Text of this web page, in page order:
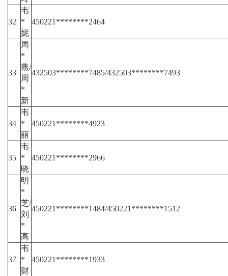
32
韦
*
妮
450221********2464
33
周
*
燕/
周
*
新
432503********7485/432503********7493
34
韦
*
丽
450221********4923
35
韦
*
晓
450221********2966
36
明
*
芝/
刘
*
高
450221********1484/450221********1512
37
韦
*
财
450221********1933